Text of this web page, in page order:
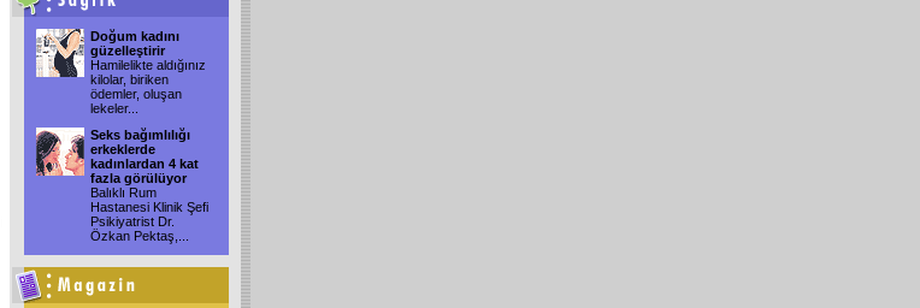
Doğum kadını
güzelleştirir
Hamilelikte aldığınız
kilolar, biriken
ödemler, oluşan
lekeler...
Seks bağımlılığı
erkeklerde
kadınlardan 4 kat
fazla görülüyor
Balıklı Rum
Hastanesi Klinik Şefi
Psikiyatrist Dr.
Özkan Pektaş,